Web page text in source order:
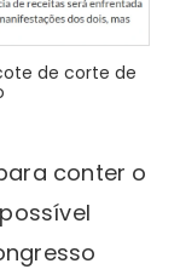
de corte de
conter o